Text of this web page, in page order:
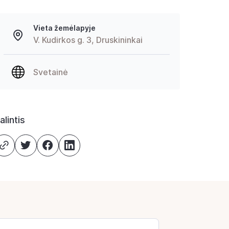
Vieta žemėlapyje
V. Kudirkos g. 3, Druskininkai
Svetainė